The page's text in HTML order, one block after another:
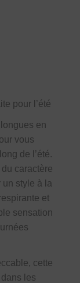
pour l’été
en
vous
de l’été.
caractère
style à la
et
sensation
cette
les